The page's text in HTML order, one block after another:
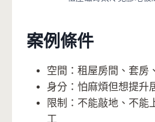
案例條件
空間：租屋房間、套房
身分：怕麻煩但想提升
限制：不能敲地、不能
工